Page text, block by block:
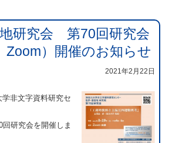
研究会 第70回研究会
Zoom）開催のお知らせ
2021年2月22日
非文字資料研究セ
研究会を開催しま